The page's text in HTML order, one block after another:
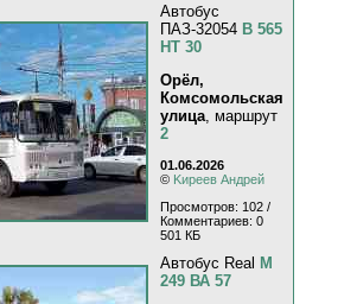
Автобус
ПАЗ-32054 В 565
НТ 30
Орёл,
Комсомольская
улица, маршрут
2
01.06.2026
© Kиpeeв Aндpeй
Просмотров: 102 /
Комментариев: 0
501 КБ
Автобус Real М
249 ВА 57